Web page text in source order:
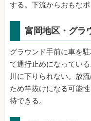
する。下流からおもなポ
富岡地区・グラ
グラウンド手前に車を
て通行止めになってい
川に下りられない。放
ため竿抜けになる可能
待できる。